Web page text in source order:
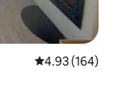
औसत रेटिंग 5 में से
4.93 (164)